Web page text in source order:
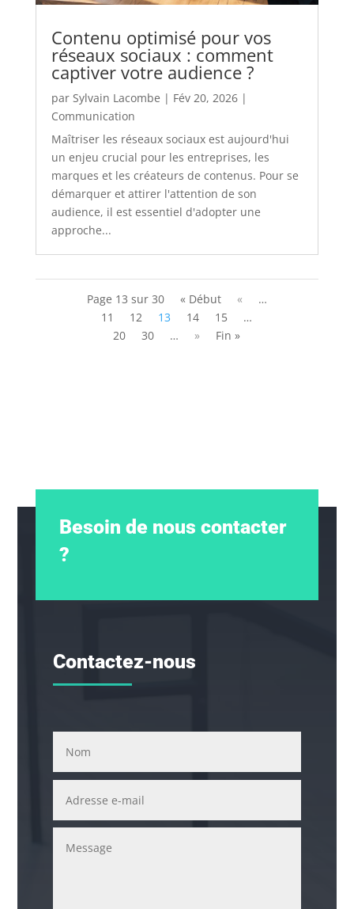
Contenu optimisé pour vos
réseaux sociaux : comment
captiver votre audience ?
par Sylvain Lacombe | Fév 20, 2026|
Communication
Maîtriser les réseaux sociaux est aujourd'hui
un enjeu crucial pour les entreprises, les
marques et les créateurs de contenus. Pour se
démarquer et attirer l'attention de son
audience, il est essentiel d'adopter une
approche...
Page 13 sur 30 « Début «
…
11
12 13 14 15
…
20
30 … » Fin »
Besoin de nous contacter
?
Contactez-nous